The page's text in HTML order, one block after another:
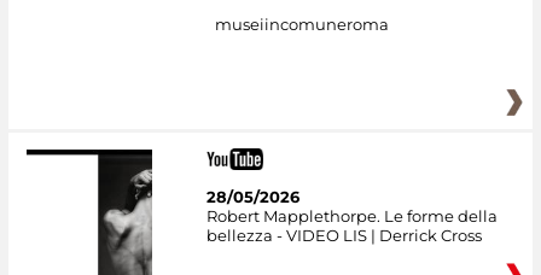
museiincomuneroma
28/05/2026
Robert Mapplethorpe. Le forme della
bellezza - VIDEO LIS | Derrick Cross